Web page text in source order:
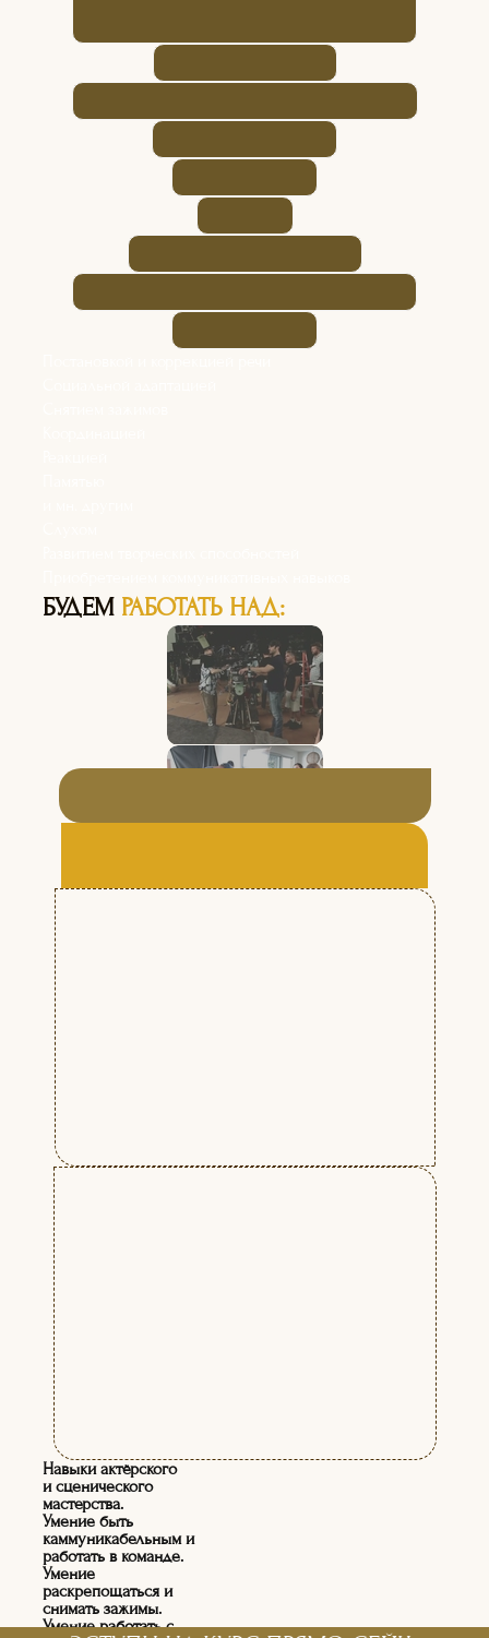
БУДЕМ РАБОТАТЬ НАД:
Навыки актёрского
и сценического
мастерства.
Умение быть
каммуникабельным и
работать в команде.
Умение
раскрепощаться и
снимать зажимы.
Умение работать с